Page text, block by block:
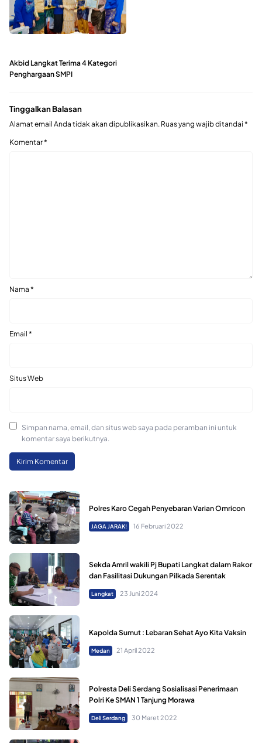
Akbid Langkat Terima 4 Kategori
Penghargaan SMPI
Tinggalkan Balasan
Alamat email Anda tidak akan dipublikasikan. Ruas yang wajib ditandai *
Komentar*
Nama *
Email *
Situs Web
Simpan nama, email, dan situs web saya pada peramban ini untuk
komentar saya berikutnya.
Polres Karo Cegah Penyebaran Varian Omricon
JAGA JARAK! 16 Februari 2022
Sekda Amril wakili Pj Bupati Langkat dalam Rakor
dan Fasilitasi Dukungan Pilkada Serentak
Langkat 23 Juni 2024
Kapolda Sumut : Lebaran Sehat Ayo Kita Vaksin
Medan 21 April 2022
Polresta Deli Serdang Sosialisasi Penerimaan
Polri Ke SMAN 1 Tanjung Morawa
Deli Serdang 30 Maret 2022